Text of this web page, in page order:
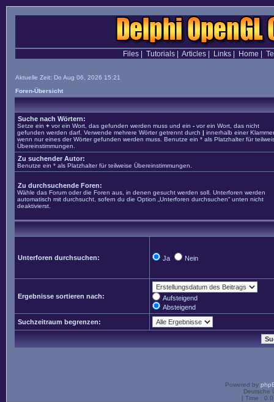
Files| Tutorials| Articles| Links| Home
Aktuelle Zeit: Do Aug 06, 2026 15:21
Foren-Übersicht
Suche nach Wörtern:
Setze ein + vor ein Wort, das gefunden werden muss und ein - vor ein Wort, das nicht
gefunden werden darf. Verwende mehrere Wörter getrennt durch | innerhalb einer
wenn nur eines der Wörter gefunden werden muss. Benutze ein * als Platzhalter für
Übereinstimmungen.
Zu suchender Autor:
Benutze ein * als Platzhalter für teilweise Übereinstimmungen.
Zu durchsuchende Foren:
Wähle das Forum oder die Foren aus, in denen gesucht werden soll. Unterforen werden
automatisch mit durchsucht, sofern du die Option „Unterforen durchsuchen“ unten nicht
deaktivierst.
Unterforen durchsuchen: Ja Nein
Ergebnisse sortieren nach:
Aufsteigend
Absteigend
Suchzeitraum begrenzen:
Powered by
Deutsche
[ Time :